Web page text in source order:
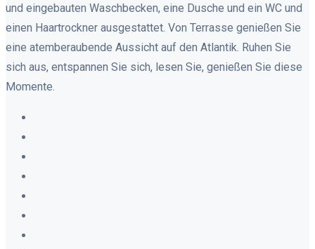
und eingebauten Waschbecken, eine Dusche und ein WC und
einen Haartrockner ausgestattet. Von Terrasse genießen Sie
eine atemberaubende Aussicht auf den Atlantik. Ruhen Sie
sich aus, entspannen Sie sich, lesen Sie, genießen Sie diese
Momente.